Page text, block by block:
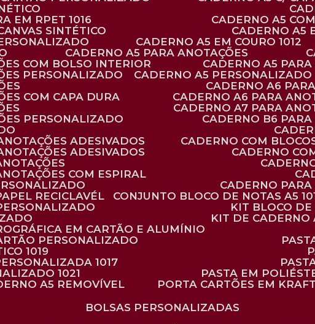
EM RPET 1016
CADERNO A5
SINTÉTICO
CADERNO A5
CADERNO A5 EM COURO 1012
CADERNO A5 PARA ANOTAÇÕES
COM BOLSO INTERIOR
CADERNO A5
PERSONALIZADO
CADERNO A5 PERSONALIZADO
CADERNO A6
COM CAPA DURA
CADERNO A6 PARA
CADERNO A7 PARA
PERSONALIZADO
CADERNO B6
ADESIVADOS
CADERNO COM
ADESIVADOS
CADERNO
COM ESPIRAL
CADERNO
RECICLAVÉL
CONJUNTO BLOCO DE NOTAS A5
KIT BLOCO
KIT DE
EM CARTÃO E ALUMÍNIO
PERSONALIZADO
1019
1017
1021
PASTA EM
A5 REMOVÍVEL
PORTA CARTÕES EM
BOLSAS PERSONALIZADAS